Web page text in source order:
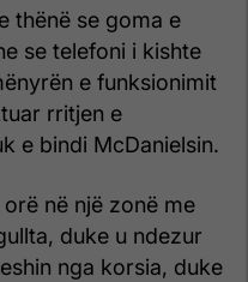
thënë se goma e
se telefoni i kishte
e funksionimit
rritjen e
e bindi McDanielsin.
në një zonë me
duke u ndezur
nga korsia, duke